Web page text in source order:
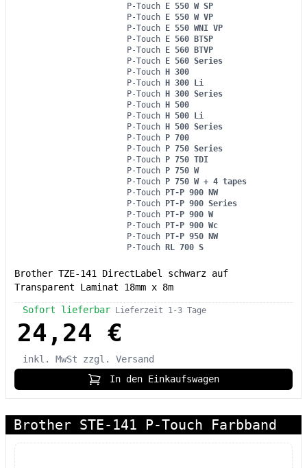
P-Touch E 550 W SP
P-Touch E 550 W VP
P-Touch E 550 WNI VP
P-Touch E 560 BTSP
P-Touch E 560 BTVP
P-Touch E 560 Series
P-Touch H 300
P-Touch H 300 Li
P-Touch H 300 Series
P-Touch H 500
P-Touch H 500 Li
P-Touch H 500 Series
P-Touch P 700
P-Touch P 750 Series
P-Touch P 750 TDI
P-Touch P 750 W
P-Touch P 750 W + 4 tapes
P-Touch PT-P 900 NW
P-Touch PT-P 900 Series
P-Touch PT-P 900 W
P-Touch PT-P 900 Wc
P-Touch PT-P 950 NW
P-Touch RL 700 S
Brother TZE-141 DirectLabel schwarz auf
Transparent Laminat 18mm x 8m
Sofort lieferbar Lieferzeit 1-3 Tage
24,24 €
inkl. MwSt
zzgl. Versand
In den Einkaufswagen
Brother STE-141 P-Touch Farbband